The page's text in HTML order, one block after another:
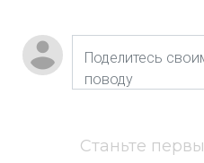
Станьте